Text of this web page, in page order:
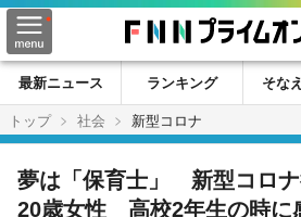
最新ニュース ランキング そな
トップ
社会 新型コロナ
夢は「保育士」 新型コロ
20歳女性 高校2年生の時に